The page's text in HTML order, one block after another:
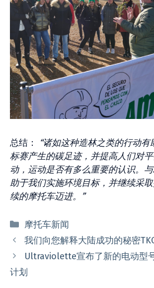
总结：
“诸如这种造林之类的行动
标赛产生的碳足迹，并提高人们对
动，运动是否有多么重要的认识。
助于我们实施环境目标，并继续采
续的摩托车迈进。”
分
类
摩托车新闻
我们向您解释大陆成功的秘密
Ultraviolette宣布了新的电动型
计划